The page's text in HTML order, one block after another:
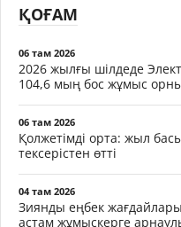
ҚОҒАМ
06 там 2026
2026 жылғы шілдеде
104,6 мың бос жұмыс
06 там 2026
Қолжетімді орта: жыл
тексерістен өтті
04 там 2026
Зиянды еңбек
астам жұмыскерге